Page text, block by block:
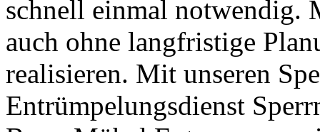
schnell einmal notwendig.
auch ohne langfristige
realisieren. Mit unseren
Entrümpelungsdienst